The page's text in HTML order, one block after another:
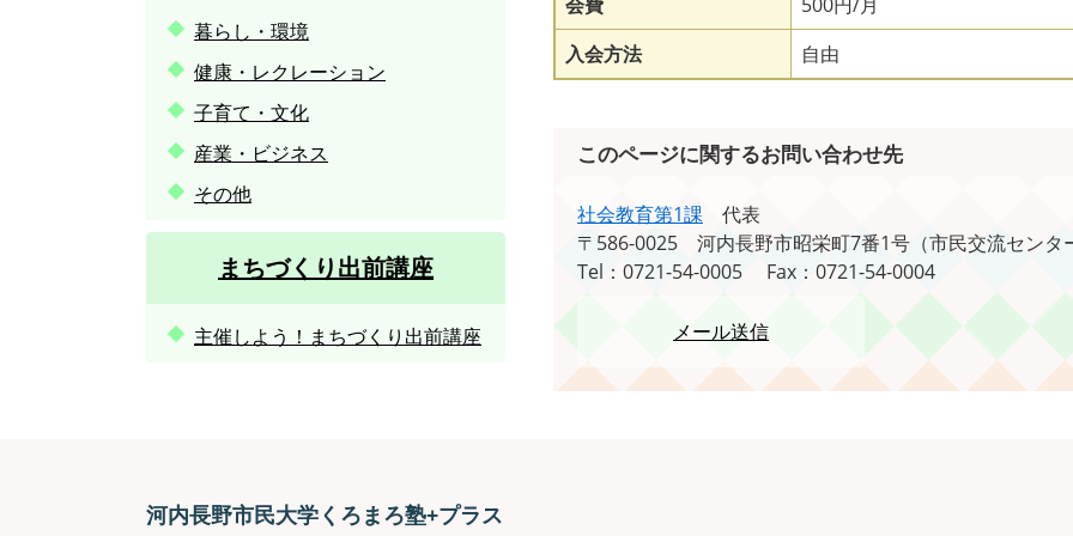
入会方法
自由
このページに関するお問い合わせ先
社会教育第1課
代表
〒586-0025
河内長野市昭栄町7番1号（市民交流センタ
Tel：0721-54-0005
Fax：0721-54-0004
メール送信
暮らし・環境
健康・レクレーション
子育て・文化
産業・ビジネス
その他
まちづくり出前講座
主催しよう！まちづくり出前講座
河内長野市民大学くろまろ塾+プラス